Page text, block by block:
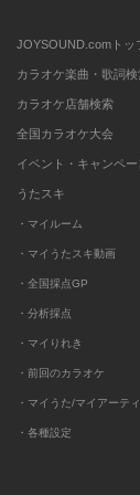
JOYSOUND.comトッ
カラオケ楽曲・歌詞検
カラオケ店舗検索
全国カラオケ大会
イベント・キャンペー
うたスキ
・マイルーム
・マイうたスキ動画
・全国採点GP
・分析採点
・マイりれき
・前回のカラオケ
・マイうた/マイアーテ
・各種設定